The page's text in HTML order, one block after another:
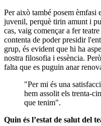
Per això també posem
juvenil, perquè tirin amunt i
cas, vaig començar a fer
contenta de poder presidir
grup, és evident que hi ha
nostra filosofia i essència.
falta que es puguin anar
"Per mi és una
hem assolit els trenta-
que tenim".
Quin és l’estat de salut del